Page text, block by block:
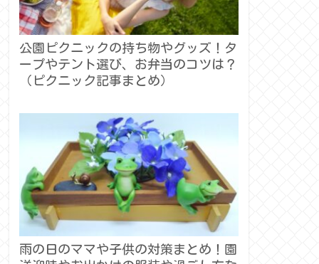
公園ピクニックの持ち物やグッズ！タ
ープやテント選び、お弁当のコツは？
（ピクニック記事まとめ）
雨の日のママや子供の対策まとめ！園